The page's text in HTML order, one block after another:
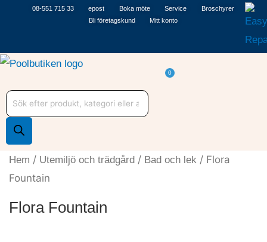
08-551 715 33 epost Boka möte Service
Broschyrer
Bli företagskund
Mitt konto
0
Varukorg
Produktsökning
Hem / Utemiljö och trädgård / Bad och lek / Flora
Fountain
Flora Fountain